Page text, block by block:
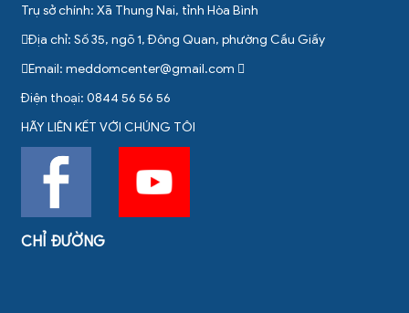
Trụ sở chính: Xã Thung Nai, tỉnh Hòa Bình
Địa chỉ: Số 35, ngõ 1, Đông Quan, phường Cầu Giấy
Email: meddomcenter@gmail.com
Điện thoại: 0844 56 56 56
HÃY LIÊN KẾT VỚI CHÚNG TÔI
CHỈ ĐƯỜNG